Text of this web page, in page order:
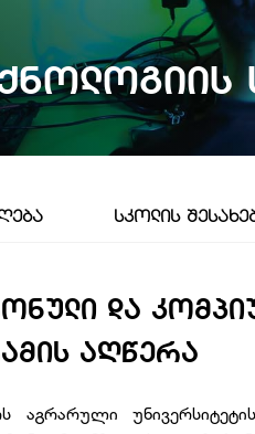
ᲡᲙᲝᲚᲘᲡ
ᲓᲐ
ᲐᲦᲬᲔᲠᲐ
აგრარული